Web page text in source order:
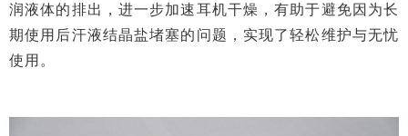
润液体的排出，进一步加速耳机干燥，有助于避免因为长
期使用后汗液结晶盐堵塞的问题，实现了轻松维护与无忧
使用。